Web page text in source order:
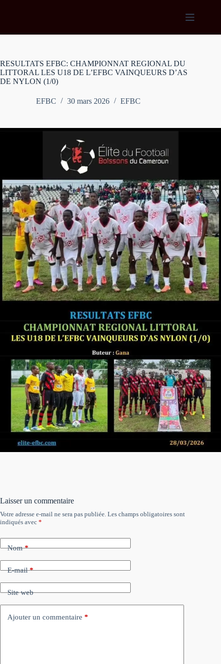
RESULTATS EFBC: CHAMPIONNAT REGIONAL DU
LITTORAL LES U18 DE L’EFBC VAINQUEURS D’AS
DE NYLON (1/0)
EFBC 30 mars 2026 EFBC
Laisser un commentaire
Votre adresse e-mail ne sera pas publiée. Les champs obligatoires sont
indiqués avec *
Nom*
E-mail*
Site web
Ajouter un commentaire *